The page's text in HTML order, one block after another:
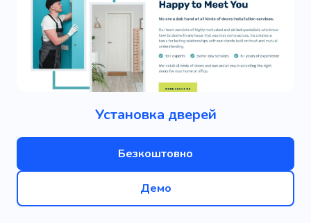
Установка дверей
Безкоштовно
Демо